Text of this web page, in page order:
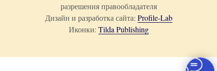
разрешения правообладателя
Дизайн и разработка сайта: Profile-Lab
Иконки: Tilda Publishing